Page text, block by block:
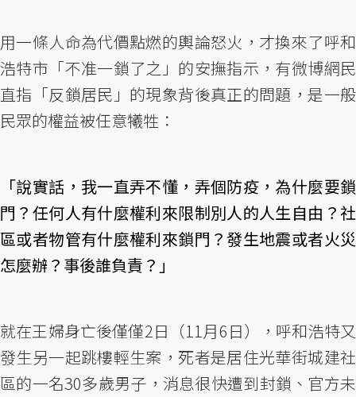
用一條人命為代價點燃的輿論怒火，才換來了呼和
浩特市「不准一鎖了之」的安撫指示，有微博網民
直指「反鎖居民」的現象背後真正的問題，是一般
民眾的權益被任意犧牲：
「說實話，我一直弄不懂，弄個防疫，為什麼要鎖
門？任何人有什麼權利來限制別人的人生自由？社
區或者物管有什麼權利來鎖門？發生地震或者火災
怎麼辦？事後誰負責？」
就在王婦身亡後僅僅2日（11月6日），呼和浩特又
發生另一起跳樓輕生案，死者是居住光華街城建社
區的一名30多歲男子，消息很快遭到封鎖、官方未